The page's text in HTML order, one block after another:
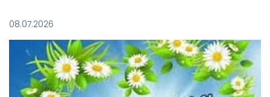
высококвалифицированных специалистов, которым предстоит
стать надежной опорой и строить будущее нашей великой
страны.
08.07.2026